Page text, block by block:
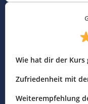
Wie hat dir der Kurs
Zufriedenheit mit
Weiterempfehlung